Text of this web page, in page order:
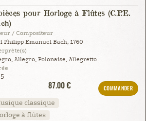
pour Horloge à Flûtes (C.P.E.
/ Compositeur
Philipp Emanuel Bach, 1760
Allegro, Polonaise, Allegretto
87.00 €
COMMANDER
classique
à flûtes